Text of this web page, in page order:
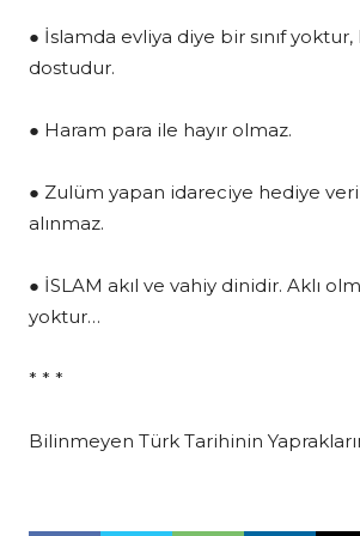
● İslamda evliya diye bir sınıf
dostudur.
● Haram para ile hayır olmaz.
● Zulüm yapan idareciye hediye
alınmaz.
● İSLAM akıl ve vahiy dinidir. Aklı
yoktur…
* * *
Bilinmeyen Türk Tarihinin